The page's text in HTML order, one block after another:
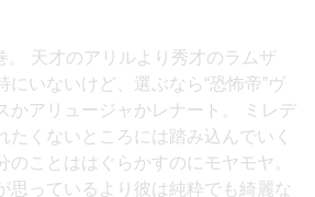
。 天才のアリルより秀才のラムザ
にいないけど、選ぶなら“恐怖帝”ヴ
かアリュージャかレナート。 ミレデ
たくないところには踏み込んでいく
のことははぐらかすのにモヤモヤ。
思っているより彼は純粋でも綺麗な